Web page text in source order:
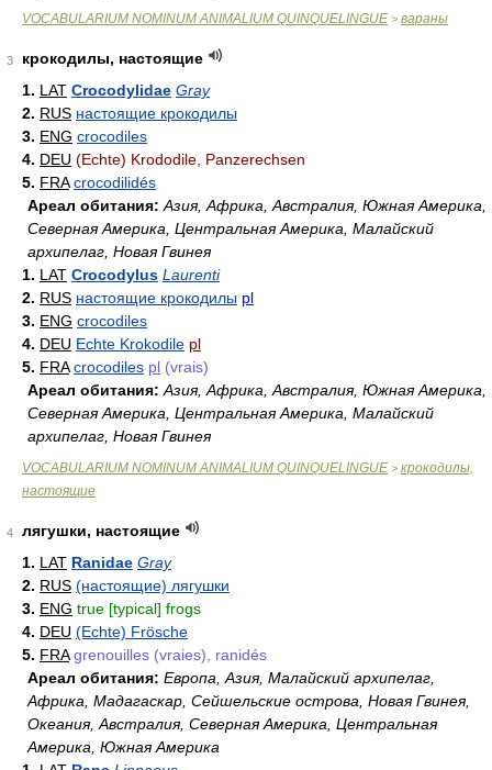
VOCABULARIUM NOMINUM ANIMALIUM QUINQUELINGUE > вараны
3
крокодилы, настоящие
1. LAT Crocodylidae Gray
2. RUS настоящие крокодилы
3. ENG crocodiles
4. DEU (Echte) Krododile, Panzerechsen
5. FRA crocodilidés
Ареал обитания: Азия, Африка, Австралия, Южная Америка,
Северная Америка, Центральная Америка, Малайский
архипелаг, Новая Гвинея
1. LAT Crocodylus Laurenti
2. RUS настоящие крокодилы pl
3. ENG crocodiles
4. DEU Echte Krokodile pl
5. FRA crocodiles pl (vrais)
Ареал обитания: Азия, Африка, Австралия, Южная Америка,
Северная Америка, Центральная Америка, Малайский
архипелаг, Новая Гвинея
VOCABULARIUM NOMINUM ANIMALIUM QUINQUELINGUE > крокодилы,
настоящие
4
лягушки, настоящие
1. LAT Ranidae Gray
2. RUS (настоящие) лягушки
3. ENG true [typical] frogs
4. DEU (Echte) Frösche
5. FRA grenouilles (vraies), ranidés
Ареал обитания: Европа, Азия, Малайский архипелаг,
Африка, Мадагаскар, Сейшельские острова, Новая Гвинея,
Океания, Австралия, Северная Америка, Центральная
Америка, Южная Америка